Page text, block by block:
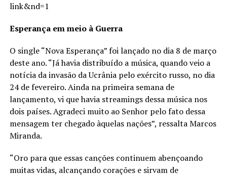
link&nd=1
Esperança em meio à Guerra
O single “Nova Esperança” foi lançado no dia 8 de março
deste ano. “Já havia distribuído a música, quando veio a
notícia da invasão da Ucrânia pelo exército russo, no dia
24 de fevereiro. Ainda na primeira semana de
lançamento, vi que havia streamings dessa música nos
dois países. Agradeci muito ao Senhor pelo fato dessa
mensagem ter chegado àquelas nações”, ressalta Marcos
Miranda.
“Oro para que essas canções continuem abençoando
muitas vidas, alcançando corações e sirvam de